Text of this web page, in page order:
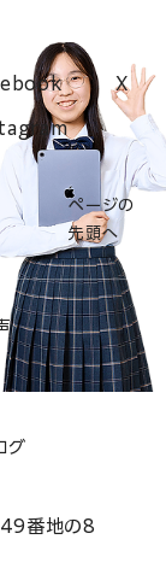
X
ページの
先頭へ
番地の8
グ